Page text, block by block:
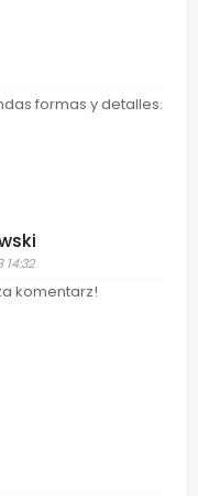
formas y detalles.
14:32
komentarz!